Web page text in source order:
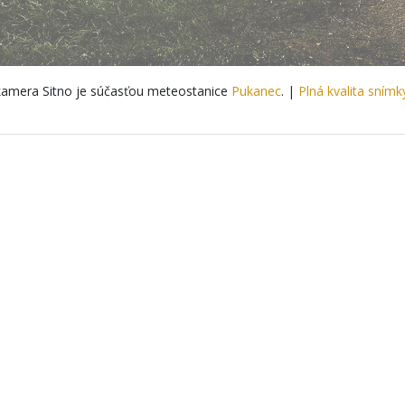
Sitno je súčasťou meteostanice Pukanec. | Plná kvalita